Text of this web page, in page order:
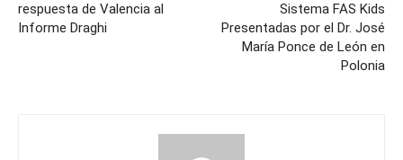
respuesta de Valencia al
Informe Draghi
Sistema FAS Kids
Presentadas por el Dr. José
María Ponce de León en
Polonia